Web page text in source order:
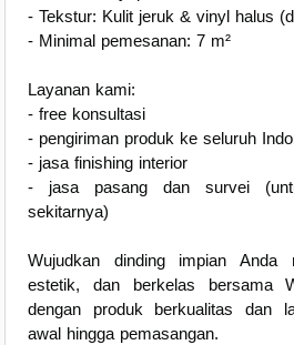
- Tekstur: Kulit jeruk & vinyl halus
- Minimal pemesanan: 7 m²
Layanan kami:
- free konsultasi
- pengiriman produk ke seluruh
- jasa finishing interior
- jasa pasang dan survei
sekitarnya)
Wujudkan dinding impian Anda
estetik, dan berkelas bersama
dengan produk berkualitas dan
awal hingga pemasangan.